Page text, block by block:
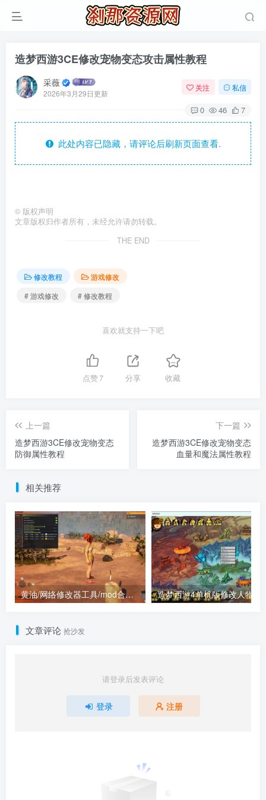
造梦西游3CE修改宠物变态攻击属性教程
采薇
2026年3月29日更新
关注 私信
0 46 7
此处内容已隐藏，请评论后刷新页面查看.
© 版权声明
文章版权归作者所有，未经允许请勿转载。
THE END
修改教程
游戏修改
# 游戏修改
# 修改教程
喜欢就支持一下吧
点赞7 分享 收藏
上一篇
造梦西游3CE修改宠物变态
防御属性教程
下一篇
造梦西游3CE修改宠物变态
血量和魔法属性教程
相关推荐
黄油/网络修改器工具/mod合集（点进来查看）
文章评论 抢沙发
请登录后发表评论
登录 注册